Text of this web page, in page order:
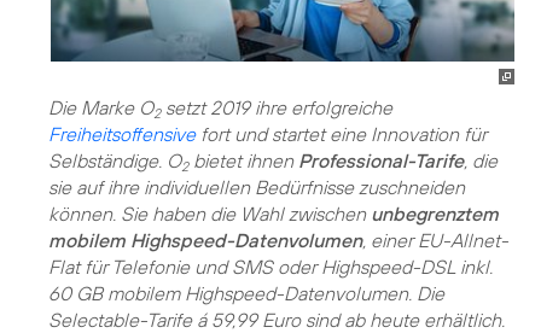
Die Marke O2setzt 2019 ihre erfolgreiche
Freiheitsoffensivefort und startet eine Innovation für
Selbständige. O2bietet ihnen Professional-Tarife, die
sie auf ihre individuellen Bedürfnisse zuschneiden
können. Sie haben die Wahl zwischen unbegrenztem
mobilem Highspeed-Datenvolumen, einer EU-Allnet-
Flat für Telefonie und SMS oder Highspeed-DSL inkl.
60 GB mobilem Highspeed-Datenvolumen. Die
Selectable-Tarife á 59,99 Euro sind ab heute erhältlich.